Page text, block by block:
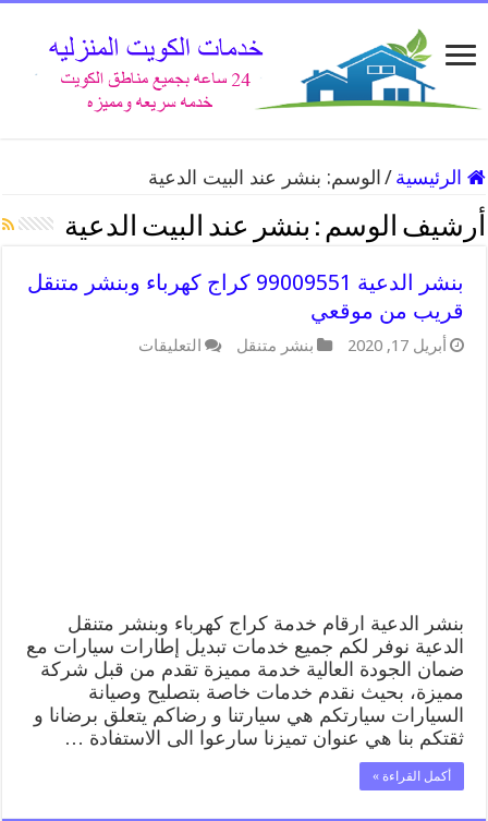
الرئيسية / الوسم: بنشر عند البيت الدعية
أرشيف الوسم : بنشر عند البيت الدعية
بنشر الدعية 99009551 كراج كهرباء وبنشر متنقل
قريب من موقعي
أبريل 17, 2020 بنشر متنقل التعليقات
بنشر الدعية ارقام خدمة كراج كهرباء وبنشر متنقل
الدعية نوفر لكم جميع خدمات تبديل إطارات سيارات مع
ضمان الجودة العالية خدمة مميزة تقدم من قبل شركة
مميزة، بحيث نقدم خدمات خاصة بتصليح وصيانة
السيارات سيارتكم هي سيارتنا و رضاكم يتعلق برضانا و
ثقتكم بنا هي عنوان تميزنا سارعوا الى الاستفادة …
أكمل القراءة »